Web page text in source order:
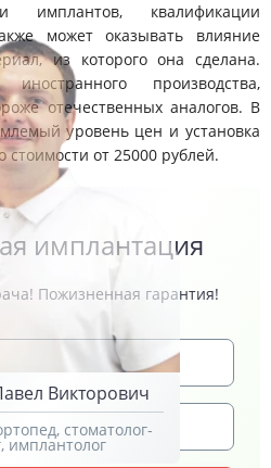
Викторович
стоматолог-
имплантолог
имплантов, квалификации
может оказывать влияние
из которого она сделана.
производства,
отечественных аналогов. В
уровень цен и установка
от 25000 рублей.
имплантация
Пожизненная гарантия!